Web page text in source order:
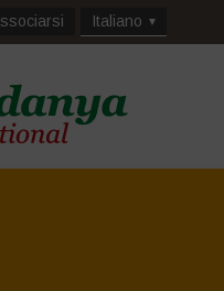
Italiano